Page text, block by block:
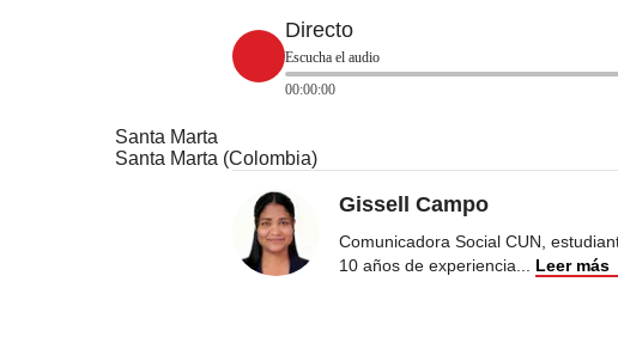
Directo
Escucha el audio
00:00:00
Santa Marta
Santa Marta (Colombia)
Gissell Campo
Comunicadora Social CUN,
10 años de experiencia... Leer más